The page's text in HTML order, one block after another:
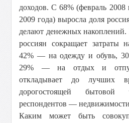
доходов. С 68% (февраль 2008
2009 года) выросла доля
делают денежных
россиян сокращает затраты
42% — на одежду и обувь,
29% — на отдых и
откладывает до лучших
дорогостоящей
респондентов —
Каким может быть